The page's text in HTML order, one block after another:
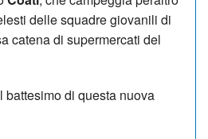
delle squadre giovanili di
catena di supermercati del
battesimo di questa nuova